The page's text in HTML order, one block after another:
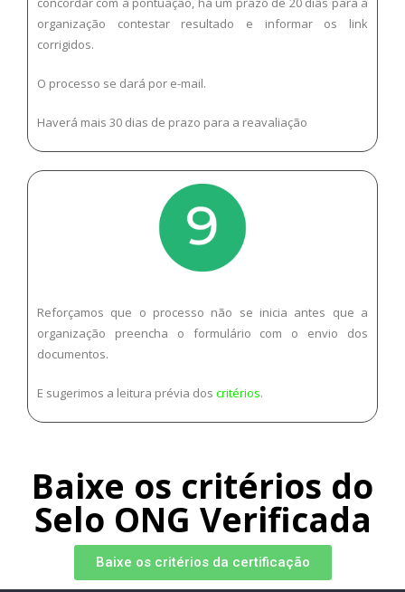
organização contestar resultado e informar os link
corrigidos.
O processo se dará por e-mail.
Haverá mais 30 dias de prazo para a reavaliação
Reforçamos que o processo não se inicia antes que a
organização preencha o formulário com o envio dos
documentos.
E sugerimos a leitura prévia dos critérios.
Baixe os critérios do
Selo ONG Verificada
Baixe os critérios da certificação